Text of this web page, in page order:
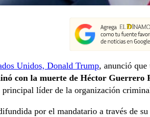
Unidos, Donald Trump, anunció que
con la muerte de Héctor Guerrero
líder de la organización
por el mandatario a través de su